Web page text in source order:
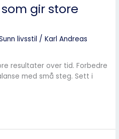
gir store
livsstil /Karl Andreas
resultater over tid. Forbedre
med små steg. Sett i